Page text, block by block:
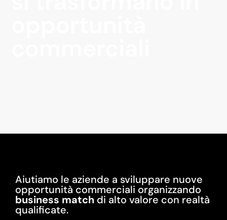
Aiutiamo le aziende a sviluppare nuove
opportunità commerciali organizzando
business match di alto valore con realtà
qualificate.